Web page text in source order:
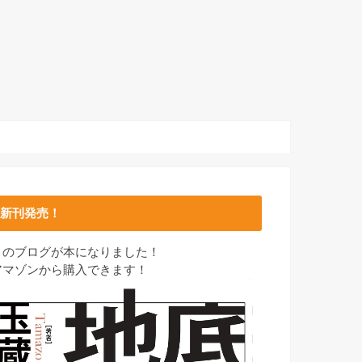
新刊発売！
のブログが本になりました！
マゾンから購入できます！